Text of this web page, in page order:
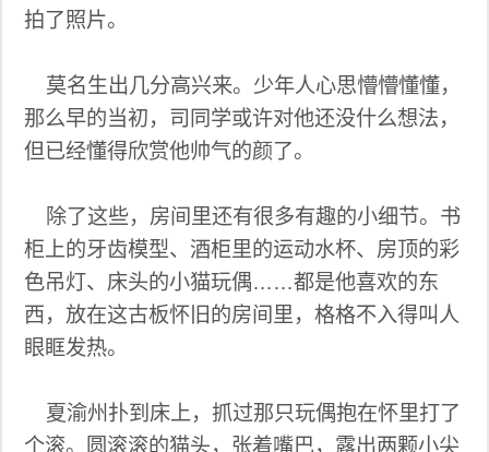
拍了照片。
莫名生出几分高兴来。少年人心思懵懵懂懂，
那么早的当初，司同学或许对他还没什么想法，
但已经懂得欣赏他帅气的颜了。
除了这些，房间里还有很多有趣的小细节。书
柜上的牙齿模型、酒柜里的运动水杯、房顶的彩
色吊灯、床头的小猫玩偶……都是他喜欢的东
西，放在这古板怀旧的房间里，格格不入得叫人
眼眶发热。
夏渝州扑到床上，抓过那只玩偶抱在怀里打了
个滚。圆滚滚的猫头，张着嘴巴，露出两颗小尖